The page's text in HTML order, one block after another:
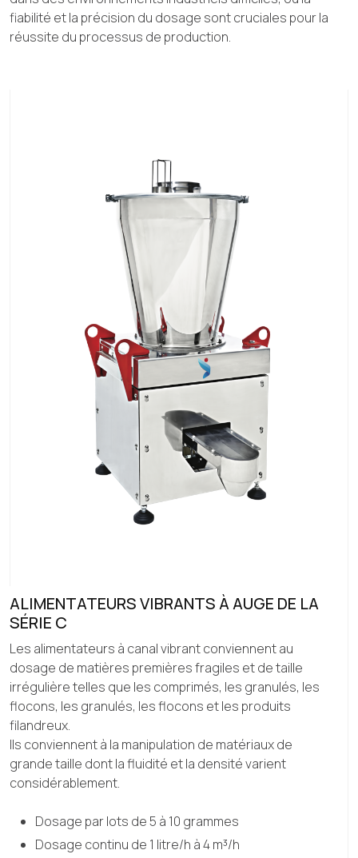
fiabilité et la précision du dosage sont cruciales pour la
réussite du processus de production.
ALIMENTATEURS VIBRANTS À AUGE DE LA
SÉRIE C
Les alimentateurs à canal vibrant conviennent au
dosage de matières premières fragiles et de taille
irrégulière telles que les comprimés, les granulés, les
flocons, les granulés, les flocons et les produits
filandreux.
Ils conviennent à la manipulation de matériaux de
grande taille dont la fluidité et la densité varient
considérablement.
Dosage par lots de 5 à 10 grammes
Dosage continu de 1 litre/h à 4 m³/h